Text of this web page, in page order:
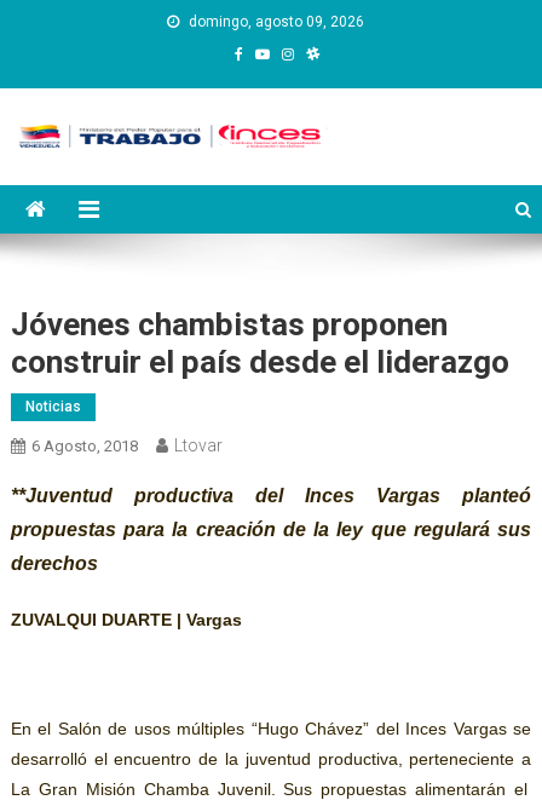
domingo, agosto 09, 2026
Instituto Nacional de
Capacitación y Educación
Jóvenes chambistas proponen
construir el país desde el liderazgo
Noticias
6 Agosto, 2018 Ltovar
**Juventud productiva del Inces Vargas planteó
propuestas para la creación de la ley que regulará sus
derechos
ZUVALQUI DUARTE | Vargas
En el Salón de usosmúltiples “Hugo Chávez” del Inces Vargas se
desarrolló el encuentro de la juventud productiva, perteneciente a
La Gran Misión Chamba Juvenil.Sus propuestas alimentarán el